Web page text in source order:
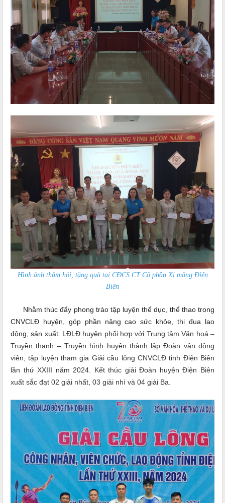
Hình ảnh thăm hỏi, tặng quà tại CĐCS CT Cổ phần Xi măng Điện
Biên
Nhằm thúc đẩy phong trào tập luyện thể dục, thể thao trong
CNVCLĐ huyện, góp phần nâng cao sức khỏe, thi đua lao
động, sản xuất. LĐLĐ huyện phối hợp với Trung tâm Văn hoá –
Truyền thanh – Truyền hình huyện thành lập Đoàn vận động
viên, tập luyện tham gia Giải cầu lông CNVCLĐ tỉnh Điện Biên
lần thứ XXIII năm 2024. Kết thúc giải Đoàn huyện Điện Biên
xuất sắc đạt 02 giải nhất, 03 giải nhì và 04 giải Ba.